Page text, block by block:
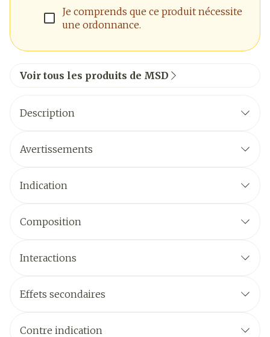
Je comprends que ce produit nécessite
une ordonnance.
Voir tous les produits de MSD
Description
Avertissements
Indication
Composition
Interactions
Effets secondaires
Contre indication